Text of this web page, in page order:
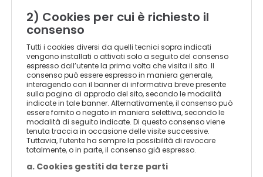
2) Cookies per cui è richiesto il
consenso
Tutti i cookies diversi da quelli tecnici sopra indicati
vengono installati o attivati solo a seguito del consenso
espresso dall’utente la prima volta che visita il sito. Il
consenso può essere espresso in maniera generale,
interagendo con il banner di informativa breve presente
sulla pagina di approdo del sito, secondo le modalità
indicate in tale banner. Alternativamente, il consenso può
essere fornito o negato in maniera selettiva, secondo le
modalità di seguito indicate. Di questo consenso viene
tenuta traccia in occasione delle visite successive.
Tuttavia, l’utente ha sempre la possibilità di revocare
totalmente, o in parte, il consenso già espresso.
a. Cookies gestiti da terze parti